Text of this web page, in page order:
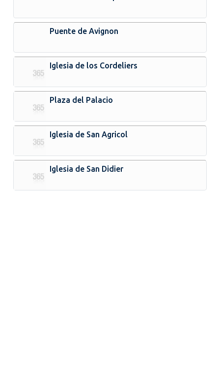
Puente de Avignon
Iglesia de los Cordeliers
Plaza del Palacio
Iglesia de San Agricol
Iglesia de San Didier